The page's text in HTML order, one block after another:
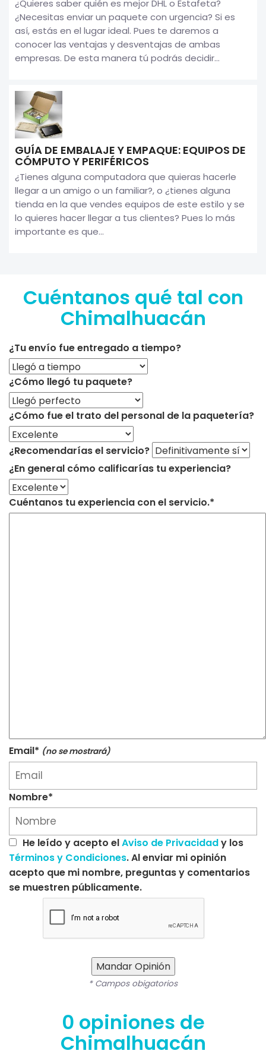
¿Quieres saber quién es mejor DHL o Estafeta?
¿Necesitas enviar un paquete con urgencia? Si es
así, estás en el lugar ideal. Pues te daremos a
conocer las ventajas y desventajas de ambas
empresas. De esta manera tú podrás decidir...
GUÍA DE EMBALAJE Y EMPAQUE: EQUIPOS DE
CÓMPUTO Y PERIFÉRICOS
¿Tienes alguna computadora que quieras hacerle
llegar a un amigo o un familiar?, o ¿tienes alguna
tienda en la que vendes equipos de este estilo y se
lo quieres hacer llegar a tus clientes? Pues lo más
importante es que...
Cuéntanos qué tal con
Chimalhuacán
¿Tu envío fue entregado a tiempo?
¿Cómo llegó tu paquete?
¿Cómo fue el trato del personal de la paquetería?
¿Recomendarías el servicio?
¿En general cómo calificarías tu experiencia?
Cuéntanos tu experiencia con el servicio.*
Email* (no se mostrará)
Nombre*
He leído y acepto elAviso de Privacidady los
Términos y Condiciones. Al enviar mi opinión
acepto que mi nombre, preguntas y comentarios
se muestren públicamente.
Mandar Opinión
* Campos obigatorios
0 opiniones de
Chimalhuacán